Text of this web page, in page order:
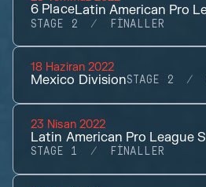
6 PlaceLatin American Pro
STAGE 2 FINALLER
18 Haziran 2022
Mexico DivisionSTAGE 2
23 Nisan 2022
Latin American Pro League
STAGE 1 FINALLER